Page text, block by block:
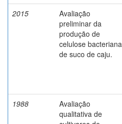
2015
Avaliação
preliminar da
produção de
celulose bacteriana
de suco de caju.
1988
Avaliação
qualitativa de